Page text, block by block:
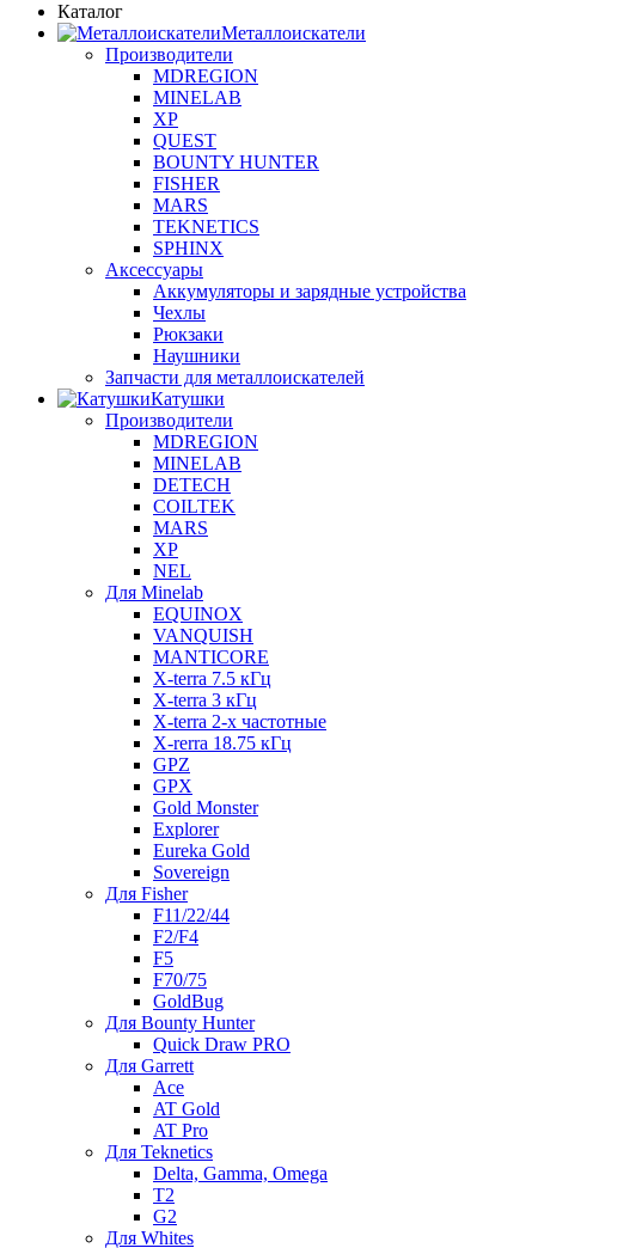
Каталог
Металлоискатели
Производители
MDREGION
MINELAB
XP
QUEST
BOUNTY HUNTER
FISHER
MARS
TEKNETICS
SPHINX
Аксессуары
Аккумуляторы и зарядные устройства
Чехлы
Рюкзаки
Наушники
Запчасти для металлоискателей
Катушки
Производители
MDREGION
MINELAB
DETECH
COILTEK
MARS
XP
NEL
Для Minelab
EQUINOX
VANQUISH
MANTICORE
X-terra 7.5 кГц
X-terra 3 кГц
X-terra 2-х частотные
X-rerra 18.75 кГц
GPZ
GPX
Gold Monster
Explorer
Eureka Gold
Sovereign
Для Fisher
F11/22/44
F2/F4
F5
F70/75
GoldBug
Для Bounty Hunter
Quick Draw PRO
Для Garrett
Ace
AT Gold
AT Pro
Для Teknetics
Delta, Gamma, Omega
Т2
G2
Для Whites